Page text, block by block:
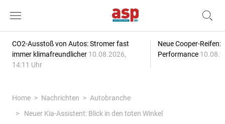
CO2-Ausstoß von Autos: Stromer fast
immer klimafreundlicher 10.08.2026,
14:11 Uhr
Neue Cooper-Reifen:
Performance
Home Nachrichten
Autobranche
Neuer Kia-Assistent: Blick in den toten Winkel